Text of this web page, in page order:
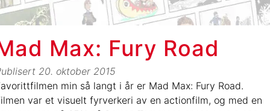
Max: Fury Road
20. oktober 2015
min så langt i år er Mad Max: Fury Road.
var et visuelt fyrverkeri av en actionfilm, og med en